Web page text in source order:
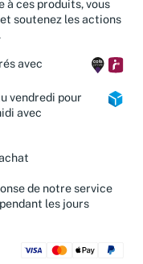
à ces produits, vous
soutenez les actions
avec
vendredi pour
avec
de notre service
les jours